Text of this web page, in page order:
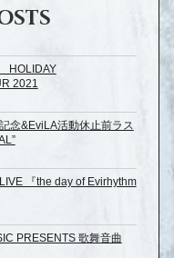
HOLIDAY
2021
念&EviLA活動休止前ラス
『the day of Evirhythm
PRESENTS 歌舞音曲